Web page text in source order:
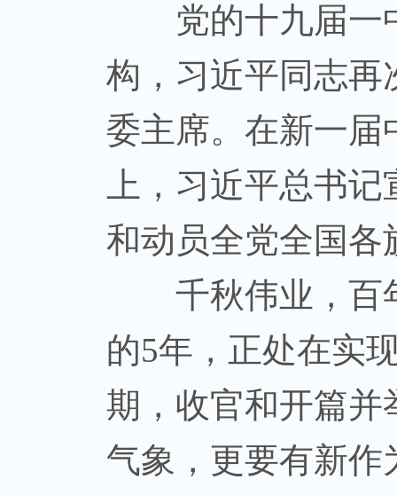
党的十九届一
构，习近平同志再
委主席。在新一届
上，习近平总书
和动员全党全国各
千秋伟业，百年
的5年，正处在实
期，收官和开篇并
气象，更要有新作